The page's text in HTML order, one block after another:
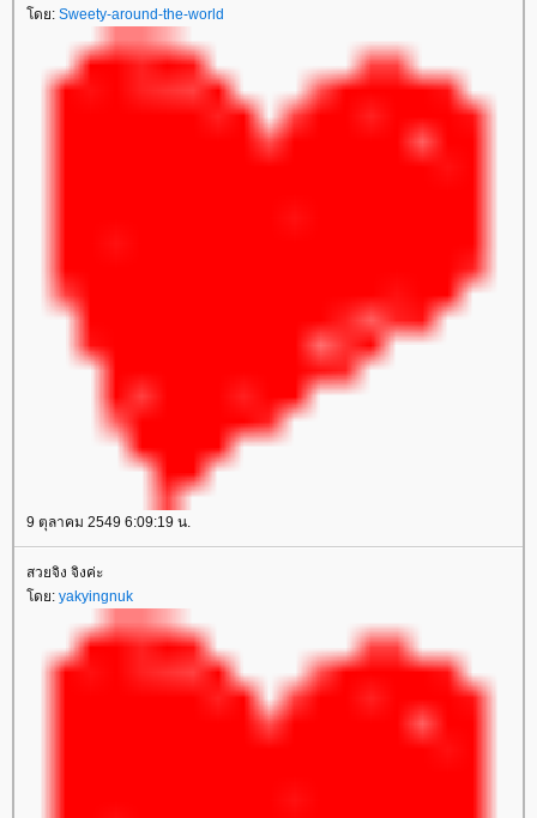
ดย: Sweety-around-the-world
9 ตุลาคม 2549 6:09:19 น.
สวยจิง จิงค่ะ
ดย: yakyingnuk